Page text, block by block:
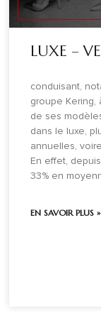
LUXE –
conduisant,
groupe Kering,
de ses
dans le luxe,
annuelles,
En effet,
33% en
EN SAVOIR PLUS »